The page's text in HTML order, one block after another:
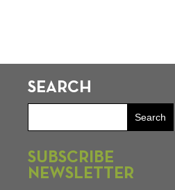
SEARCH
SUBSCRIBE
NEWSLETTER